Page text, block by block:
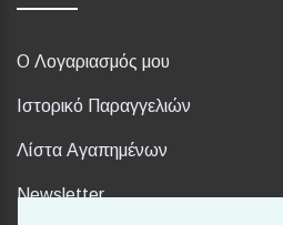
Ο Λογαριασμός μου
Ιστορικό Παραγγελιών
Λίστα Αγαπημένων
Newsletter